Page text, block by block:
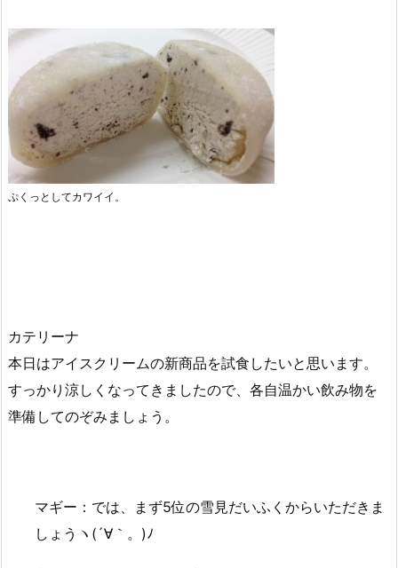
ぷくっとしてカワイイ。
カテリーナ
本日はアイスクリームの新商品を試食したいと思います。
すっかり涼しくなってきましたので、各自温かい飲み物を
準備してのぞみましょう。
マギー：では、まず5位の雪見だいふくからいただきま
しょうヽ(´∀｀。)ﾉ